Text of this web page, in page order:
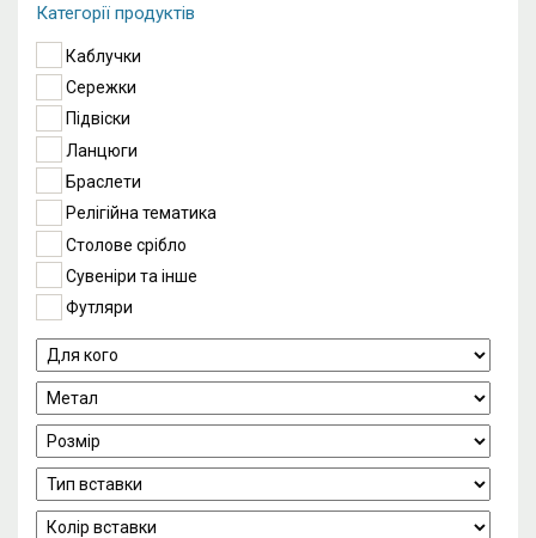
Категорії продуктів
Каблучки
Сережки
Підвіски
Ланцюги
Браслети
Релігійна тематика
Столове срібло
Сувеніри та інше
Футляри